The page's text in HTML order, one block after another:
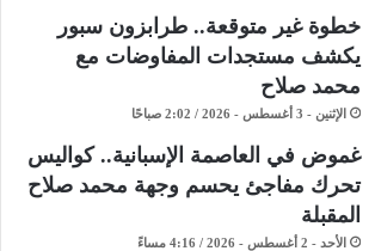
خطوة غير متوقعة.. طرابزون سبور
يكشف مستجدات المفاوضات مع
محمد صلاح
الإثنين - 3 أغسطس - 2026 / 2:02 صباحًا
غموض في العاصمة الإسبانية.. كواليس
تحرك مفاجئ يحسم وجهة محمد صلاح
المقبلة
الأحد - 2 أغسطس - 2026 / 4:16 مساءً